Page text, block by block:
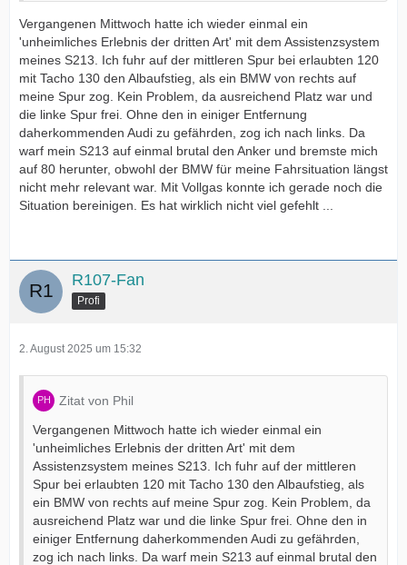
Vergangenen Mittwoch hatte ich wieder einmal ein
'unheimliches Erlebnis der dritten Art' mit dem Assistenzsystem
meines S213. Ich fuhr auf der mittleren Spur bei erlaubten 120
mit Tacho 130 den Albaufstieg, als ein BMW von rechts auf
meine Spur zog. Kein Problem, da ausreichend Platz war und
die linke Spur frei. Ohne den in einiger Entfernung
daherkommenden Audi zu gefährden, zog ich nach links. Da
warf mein S213 auf einmal brutal den Anker und bremste mich
auf 80 herunter, obwohl der BMW für meine Fahrsituation längst
nicht mehr relevant war. Mit Vollgas konnte ich gerade noch die
Situation bereinigen. Es hat wirklich nicht viel gefehlt ...
R107-Fan
Profi
2. August 2025 um 15:32
Zitat von Phil
Vergangenen Mittwoch hatte ich wieder einmal ein
'unheimliches Erlebnis der dritten Art' mit dem
Assistenzsystem meines S213. Ich fuhr auf der mittleren
Spur bei erlaubten 120 mit Tacho 130 den Albaufstieg, als
ein BMW von rechts auf meine Spur zog. Kein Problem, da
ausreichend Platz war und die linke Spur frei. Ohne den in
einiger Entfernung daherkommenden Audi zu gefährden,
zog ich nach links. Da warf mein S213 auf einmal brutal den